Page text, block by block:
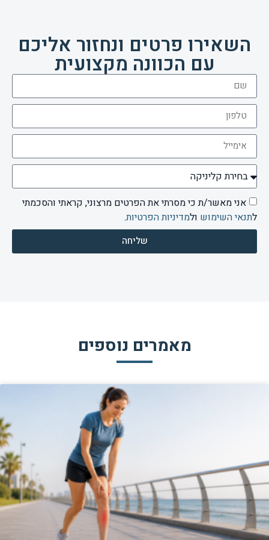
השאירו פרטים ונחזור אליכם
עם הכוונה מקצועית
אני מאשר/ת כי מסרתי את הפרטים מרצוני, קראתי והסכמתי
לתנאי השימוש ולמדיניות הפרטיות.
שליחה
מאמרים נוספים